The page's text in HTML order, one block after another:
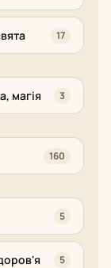
17
магія 3
160
5
5